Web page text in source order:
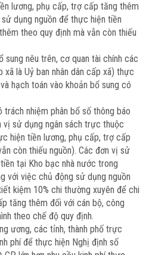
lương, phụ cấp, trợ cấp tăng thêm
dụng nguồn để thực hiện tiền
theo quy định mà vẫn còn thiếu
nêu trên, cơ quan tài chính các
là Uỷ ban nhân dân cấp xã) thực
hạch toán vào khoản bổ sung có
nhiệm phân bổ số thông báo
sử dụng ngân sách trực thuộc
hiện tiền lương, phụ cấp, trợ cấp
còn thiếu nguồn). Các đơn vị sử
tại Kho bạc nhà nước trong
với việc chủ động sử dụng nguồn
kiệm 10% chi thường xuyên để chi
tăng thêm đối với cán bộ, công
theo chế độ quy định.
ương, các tỉnh, thành phố trực
phí để thực hiện Nghị định số